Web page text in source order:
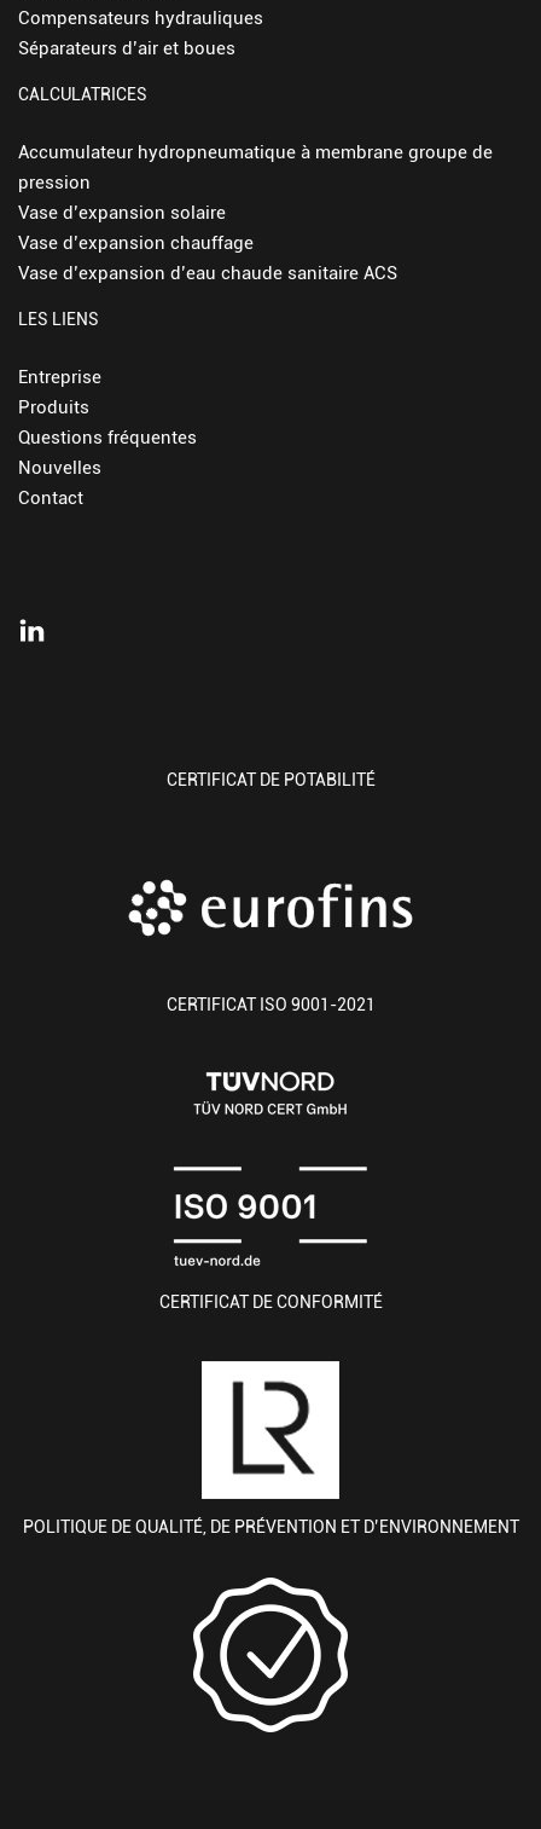
Compensateurs hydrauliques
Séparateurs d’air et boues
CALCULATRICES
Accumulateur hydropneumatique à membrane groupe de
pression
Vase d’expansion solaire
Vase d’expansion chauffage
Vase d’expansion d’eau chaude sanitaire ACS
LES LIENS
Entreprise
Produits
Questions fréquentes
Nouvelles
Contact
CERTIFICAT DE POTABILITÉ
CERTIFICAT ISO 9001-2021
CERTIFICAT DE CONFORMITÉ
POLITIQUE DE QUALITÉ, DE PRÉVENTION ET D’ENVIRONNEMENT